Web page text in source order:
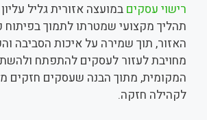
רישוי עסקים במועצה אזורית גליל
תהליך מקצועי שמטרתו לתמוך בפיתוח
האזור, תוך שמירה על איכות הסביבה
מחויבת לעזור לעסקים להתפתח
המקומית, מתוך הבנה שעסקים חזקים
לקהילה חזקה.